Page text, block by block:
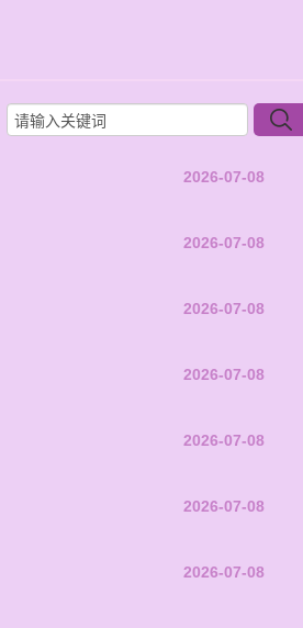
2026-07-08
2026-07-08
2026-07-08
2026-07-08
2026-07-08
2026-07-08
2026-07-08